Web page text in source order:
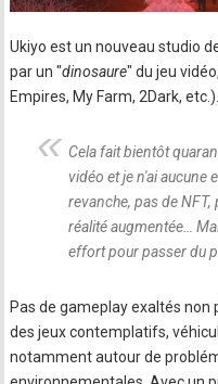
Ukiyo est un nouveau studio
par un "dinosaure" du jeu
Empires, My Farm, 2Dark, etc.).
Cela fait bientôt
vidéo et je n'ai aucune
revanche, pas de
réalité augmentée…
effort pour passer du
Pas de gameplay exaltés non
des jeux contemplatifs,
notamment autour de